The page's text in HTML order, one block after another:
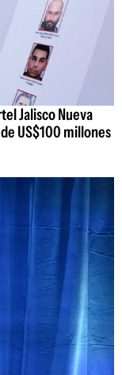
Jalisco Nueva
US$100 millones